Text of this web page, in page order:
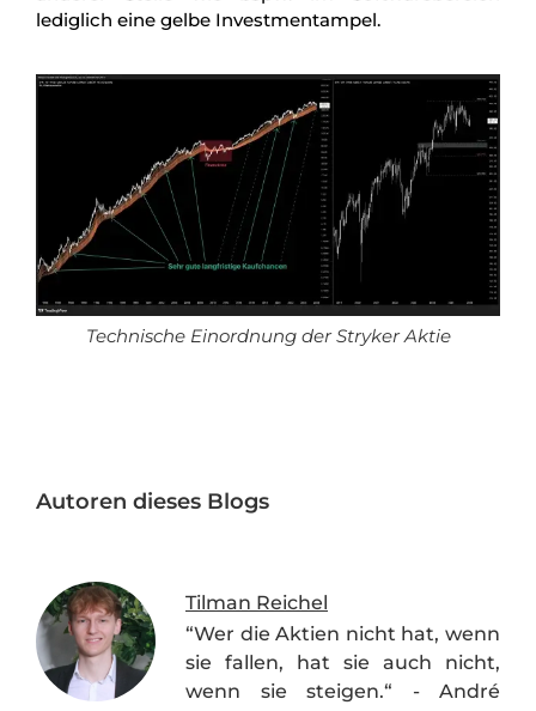
lediglich eine gelbe Investmentampel.
Technische Einordnung der Stryker Aktie
Autoren dieses Blogs
Tilman Reichel
“Wer die Aktien nicht hat, wenn
sie fallen, hat sie auch nicht,
wenn sie steigen.“ - André